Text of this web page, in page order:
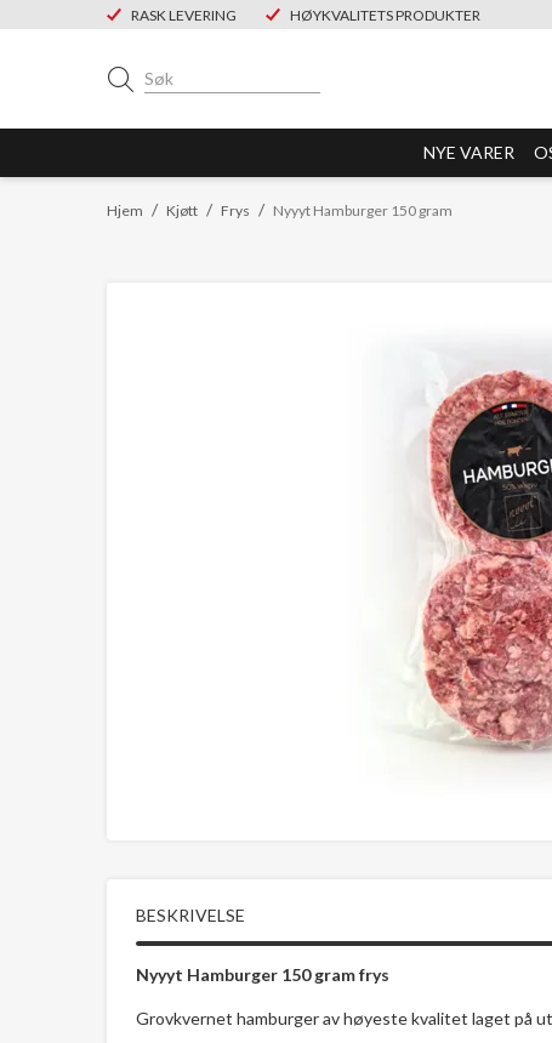
RASK LEVERING HØYKVALITETS PRODUKTER
NYE VARER
/
Hjem /
Kjøtt /
Frys Nyyyt Hamburger 150 gram
BESKRIVELSE
Nyyyt Hamburger 150 gram frys
Grovkvernet hamburger av høyeste kvalitet laget på